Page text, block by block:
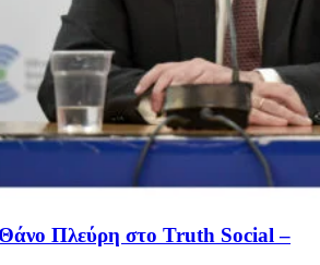
Πλεύρη στο Truth Social –